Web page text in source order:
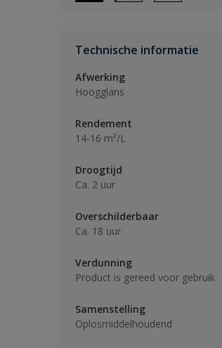
Technische informatie
Afwerking
Hoogglans
Rendement
14-16 m²/L
Droogtijd
Ca. 2 uur
Overschilderbaar
Ca. 18 uur
Verdunning
Product is gereed voor gebruik
Samenstelling
Oplosmiddelhoudend